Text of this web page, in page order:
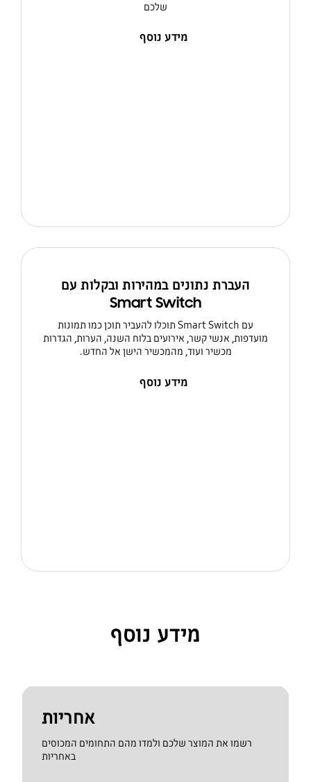
שלכם
מידע נוסף
העברת נתונים במהירות ובקלות עם
Smart Switch
עם Smart Switch תוכלו להעביר תוכן כמו תמונות
מועדפות, אנשי קשר, אירועים בלוח השנה, הערות, הגדרות
מכשיר ועוד, מהמכשיר הישן אל החדש.
מידע נוסף
מידע נוסף
אחריות
רשמו את המוצר שלכם ולמדו מהם התחומים המכוסים
באחריות